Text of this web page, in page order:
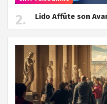
Lido Affûte son